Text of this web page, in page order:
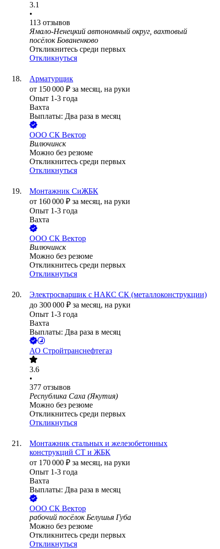
3.1
•
113 отзывов
Ямало-Ненецкий автономный округ, вахтовый
посёлок Бованенково
Откликнитесь среди первых
Откликнуться
Арматурщик
от 150 000 ₽ за месяц, на руки
Опыт 1-3 года
Вахта
Выплаты: Два раза в месяц
ООО СК Вектор
Вилючинск
Можно без резюме
Откликнитесь среди первых
Откликнуться
Монтажник СиЖБК
от 160 000 ₽ за месяц, на руки
Опыт 1-3 года
Вахта
ООО СК Вектор
Вилючинск
Можно без резюме
Откликнитесь среди первых
Откликнуться
Электросварщик с НАКС СК (металлоконструкции)
до 300 000 ₽ за месяц, на руки
Опыт 1-3 года
Вахта
Выплаты: Два раза в месяц
АО Стройтранснефтегаз
3.6
•
377 отзывов
Республика Саха (Якутия)
Можно без резюме
Откликнитесь среди первых
Откликнуться
Монтажник стальных и железобетонных
конструкций СТ и ЖБК
от 170 000 ₽ за месяц, на руки
Опыт 1-3 года
Вахта
Выплаты: Два раза в месяц
ООО СК Вектор
рабочий посёлок Белушья Губа
Можно без резюме
Откликнитесь среди первых
Откликнуться